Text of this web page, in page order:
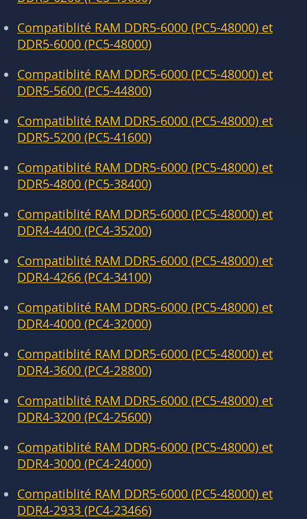
Compatiblité RAM DDR5-6000 (PC5-48000) et
DDR5-6000 (PC5-48000)
Compatiblité RAM DDR5-6000 (PC5-48000) et
DDR5-5600 (PC5-44800)
Compatiblité RAM DDR5-6000 (PC5-48000) et
DDR5-5200 (PC5-41600)
Compatiblité RAM DDR5-6000 (PC5-48000) et
DDR5-4800 (PC5-38400)
Compatiblité RAM DDR5-6000 (PC5-48000) et
DDR4-4400 (PC4-35200)
Compatiblité RAM DDR5-6000 (PC5-48000) et
DDR4-4266 (PC4-34100)
Compatiblité RAM DDR5-6000 (PC5-48000) et
DDR4-4000 (PC4-32000)
Compatiblité RAM DDR5-6000 (PC5-48000) et
DDR4-3600 (PC4-28800)
Compatiblité RAM DDR5-6000 (PC5-48000) et
DDR4-3200 (PC4-25600)
Compatiblité RAM DDR5-6000 (PC5-48000) et
DDR4-3000 (PC4-24000)
Compatiblité RAM DDR5-6000 (PC5-48000) et
DDR4-2933 (PC4-23466)